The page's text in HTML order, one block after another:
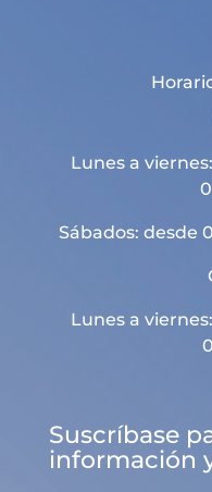
Lunes a
Sábados: desde
Lunes a
Suscríbase
información